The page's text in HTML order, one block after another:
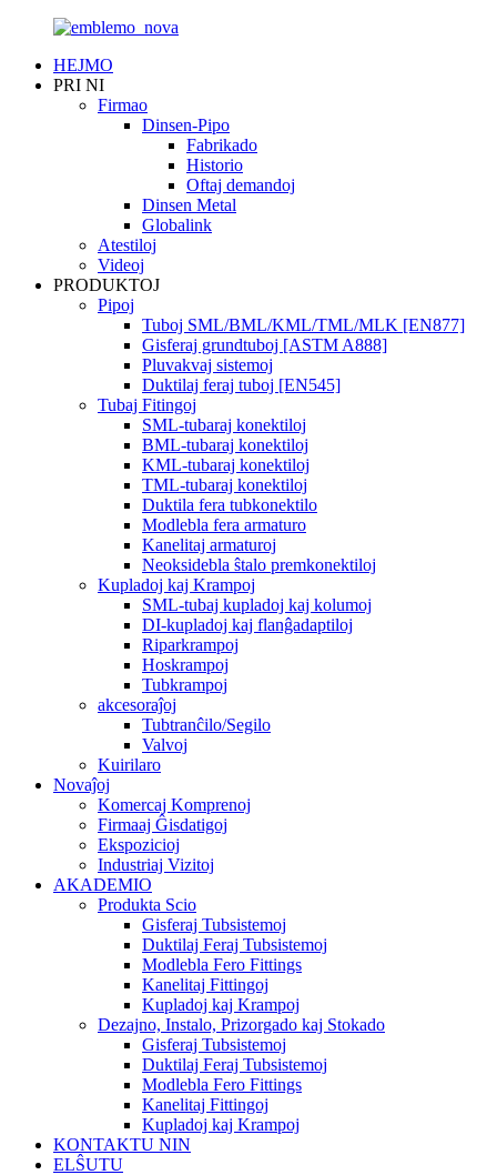
HEJMO
PRI NI
Firmao
Dinsen-Pipo
Fabrikado
Historio
Oftaj demandoj
Dinsen Metal
Globalink
Atestiloj
Videoj
PRODUKTOJ
Pipoj
Tuboj SML/BML/KML/TML/MLK [EN877]
Gisferaj grundtuboj [ASTM A888]
Pluvakvaj sistemoj
Duktilaj feraj tuboj [EN545]
Tubaj Fitingoj
SML-tubaraj konektiloj
BML-tubaraj konektiloj
KML-tubaraj konektiloj
TML-tubaraj konektiloj
Duktila fera tubkonektilo
Modlebla fera armaturo
Kanelitaj armaturoj
Neoksidebla ŝtalo premkonektiloj
Kupladoj kaj Krampoj
SML-tubaj kupladoj kaj kolumoj
DI-kupladoj kaj flanĝadaptiloj
Riparkrampoj
Hoskrampoj
Tubkrampoj
akcesoraĵoj
Tubtranĉilo/Segilo
Valvoj
Kuirilaro
Novaĵoj
Komercaj Komprenoj
Firmaaj Ĝisdatigoj
Ekspozicioj
Industriaj Vizitoj
AKADEMIO
Produkta Scio
Gisferaj Tubsistemoj
Duktilaj Feraj Tubsistemoj
Modlebla Fero Fittings
Kanelitaj Fittingoj
Kupladoj kaj Krampoj
Dezajno, Instalo, Prizorgado kaj Stokado
Gisferaj Tubsistemoj
Duktilaj Feraj Tubsistemoj
Modlebla Fero Fittings
Kanelitaj Fittingoj
Kupladoj kaj Krampoj
KONTAKTU NIN
ELŜUTU